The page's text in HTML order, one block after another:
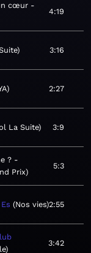
cœur
4:19
3:16
2:27
La Suite 3:9
?
Prix
5:3
Nos vies 2:55
3:42